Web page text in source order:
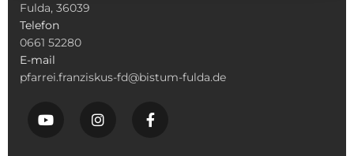
Fulda, 36039
Telefon
0661 52280
E-mail
pfarrei.franziskus-fd@bistum-fulda.de